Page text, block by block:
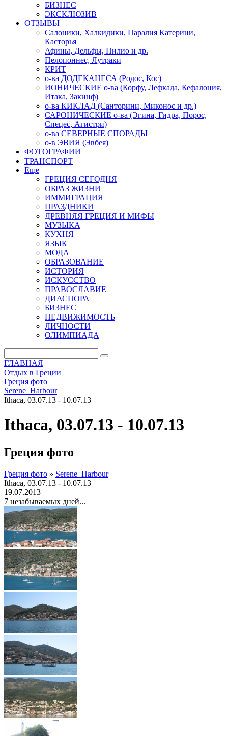
БИЗНЕС
ЭКСКЛЮЗИВ
ОТЗЫВЫ
Салоники, Халкидики, Паралия Катерини,
Касторья
Афины, Дельфы, Пилио и др.
Пелопоннес, Лутраки
КРИТ
о-ва ДОДЕКАНЕСА (Родос, Кос)
ИОНИЧЕСКИЕ о-ва (Корфу, Лефкада, Кефалония,
Итака, Закинф)
о-ва КИКЛАД (Санторини, Миконос и др.)
САРОНИЧЕСКИЕ о-ва (Эгина, Гидра, Порос,
Спецес, Агистри)
о-ва СЕВЕРНЫЕ СПОРАДЫ
о-в ЭВИЯ (Эвбея)
ФОТОГРАФИИ
ТРАНСПОРТ
Еще
ГРЕЦИЯ СЕГОДНЯ
ОБРАЗ ЖИЗНИ
ИММИГРАЦИЯ
ПРАЗДНИКИ
ДРЕВНЯЯ ГРЕЦИЯ И МИФЫ
МУЗЫКА
КУХНЯ
ЯЗЫК
МОДА
ОБРАЗОВАНИЕ
ИСТОРИЯ
ИСКУССТВО
ПРАВОСЛАВИЕ
ДИАСПОРА
БИЗНЕС
НЕДВИЖИМОСТЬ
ЛИЧНОСТИ
ОЛИМПИАДА
ГЛАВНАЯ
Отдых в Греции
Греция фото
Serene_Harbour
Ithaca, 03.07.13 - 10.07.13
Ithaca, 03.07.13 - 10.07.13
Греция фото
Греция фото » Serene_Harbour
Ithaca, 03.07.13 - 10.07.13
19.07.2013
7 незабываемых дней...